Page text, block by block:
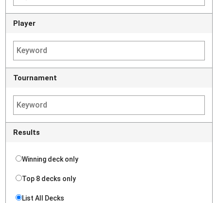
Player
Tournament
Results
Winning deck only
Top 8 decks only
List All Decks